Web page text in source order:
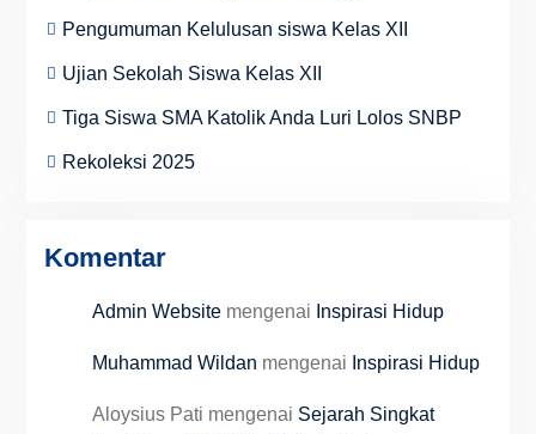
Pengumuman Kelulusan siswa Kelas XII
Ujian Sekolah Siswa Kelas XII
Tiga Siswa SMA Katolik Anda Luri Lolos SNBP
Rekoleksi 2025
Komentar
Admin Websitemengenai Inspirasi Hidup
Muhammad Wildan mengenai Inspirasi Hidup
Aloysius Pati mengenai Sejarah Singkat